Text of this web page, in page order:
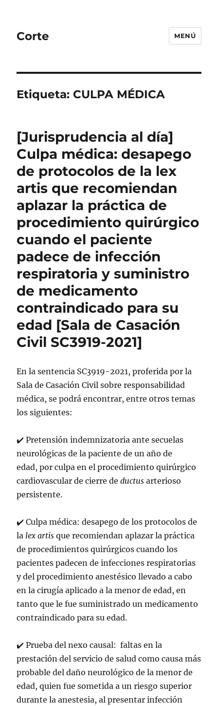
Corte MENÚ
Etiqueta: CULPA MÉDICA
[Jurisprudencia al día]
Culpa médica: desapego
de protocolos de la lex
artis que recomiendan
aplazar la práctica de
procedimiento quirúrgico
cuando el paciente
padece de infección
respiratoria y suministro
de medicamento
contraindicado para su
edad [Sala de Casación
Civil SC3919-2021]
En la sentencia SC3919-2021, proferida por la
Sala de Casación Civil sobre responsabilidad
médica, se podrá encontrar, entre otros temas
los siguientes:
✔ Pretensión indemnizatoria ante secuelas
neurológicas de la paciente de un año de
edad, por culpa en el procedimiento quirúrgico
cardiovascular de cierre deductus arterioso
persistente.
✔ Culpa médica: desapego de los protocolos de
la lex artis que recomiendan aplazar la práctica
de procedimientos quirúrgicos cuando los
pacientes padecen de infecciones respiratorias
y del procedimiento anestésico llevado a cabo
en la cirugía aplicado a la menor de edad, en
tanto que le fue suministrado un medicamento
contraindicado para su edad.
✔ Prueba delnexo causal:faltas en la
prestación del servicio de salud como causa más
probable del daño neurológico de la menor de
edad, quienfue sometida a un riesgo superior
durante la anestesia, al presentar infección